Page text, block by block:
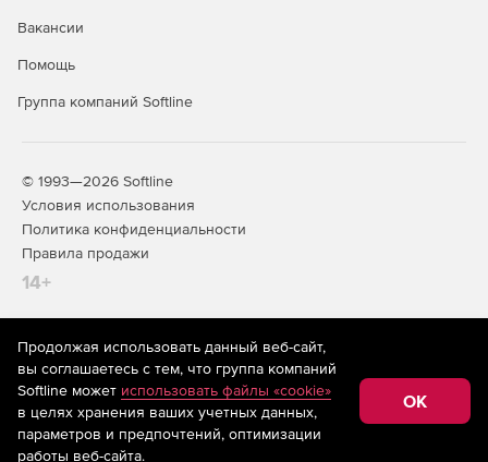
Вакансии
Помощь
Группа компаний Softline
© 1993—2026 Softline
Условия использования
Политика конфиденциальности
Правила продажи
14+
На информационном ресурсе store.softline.ru применяются
рекомендательные технологии(информационные технологии
предоставления информации на основе сбора,
систематизации и анализа сведений, относящихся к
предпочтениям пользователей сети «Интернет»,
находящихся на территории Российской Федерации)
Продолжая использовать данный веб-сайт,
вы соглашаетесь с тем, что группа компаний
Softline может использовать файлы «cookie»
в целях хранения ваших учетных данных,
параметров и предпочтений, оптимизации
работы веб-сайта.
OK